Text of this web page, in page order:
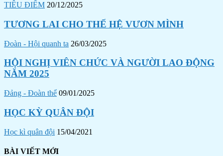
TIÊU ĐIỂM 20/12/2025
TƯƠNG LAI CHO THẾ HỆ VƯƠN MÌNH
Đoàn - Hội quanh ta 26/03/2025
HỘI NGHỊ VIÊN CHỨC VÀ NGƯỜI LAO ĐỘNG
NĂM 2025
Đảng - Đoàn thể 09/01/2025
HỌC KỲ QUÂN ĐỘI
Học kì quân đội 15/04/2021
BÀI VIẾT MỚI